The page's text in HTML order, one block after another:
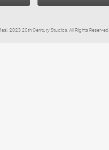
2023 20th Century Studios. All Rights